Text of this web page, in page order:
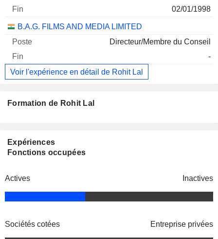
02/01/1998
B.A.G. FILMS AND MEDIA LIMITED
Directeur/Membre du Conseil
-
Voir l'expérience en détail de Rohit Lal
Formation de Rohit Lal
Expériences
Fonctions occupées
Actives Inactives
Sociétés cotées Entreprise privées